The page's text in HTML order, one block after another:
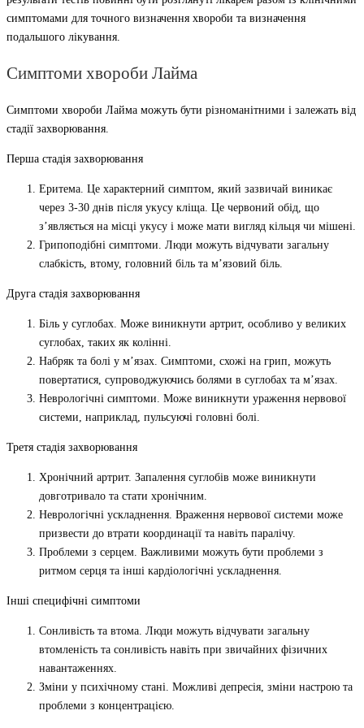
симптомами для точного визначення хвороби та визначення
подальшого лікування.
Симптоми хвороби Лайма
Симптоми хвороби Лайма можуть бути різноманітними і залежать від
стадії захворювання.
Перша стадія захворювання
Еритема. Це характерний симптом, який зазвичай виникає
через 3-30 днів після укусу кліща. Це червоний обід, що
з’являється на місці укусу і може мати вигляд кільця чи мішені.
Грипоподібні симптоми. Люди можуть відчувати загальну
слабкість, втому, головний біль та м’язовий біль.
Друга стадія захворювання
Біль у суглобах. Може виникнути артрит, особливо у великих
суглобах, таких як колінні.
Набряк та болі у м’язах. Симптоми, схожі на грип, можуть
повертатися, супроводжуючись болями в суглобах та м’язах.
Неврологічні симптоми. Може виникнути ураження нервової
системи, наприклад, пульсуючі головні болі.
Третя стадія захворювання
Хронічний артрит. Запалення суглобів може виникнути
довготривало та стати хронічним.
Неврологічні ускладнення. Враження нервової системи може
призвести до втрати координації та навіть паралічу.
Проблеми з серцем. Важливими можуть бути проблеми з
ритмом серця та інші кардіологічні ускладнення.
Інші специфічні симптоми
Сонливість та втома. Люди можуть відчувати загальну
втомленість та сонливість навіть при звичайних фізичних
навантаженнях.
Зміни у психічному стані. Можливі депресія, зміни настрою та
проблеми з концентрацією.